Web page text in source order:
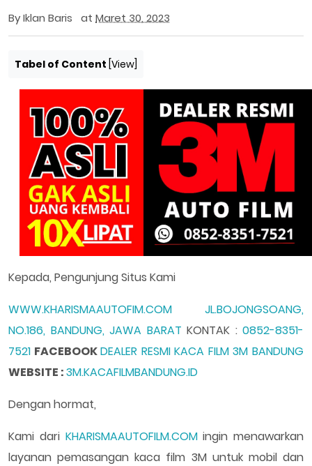
ByIklan Baris at Maret 30, 2023
Tabel of Content View
Kepada, Pengunjung Situs Kami
WWW.KHARISMAAUTOFIM.COM
JL.BOJONGSOANG,
NO.186, BANDUNG, JAWA BARAT KONTAK : 0852-8351-
7521 FACEBOOKDEALER RESMI KACA FILM 3M BANDUNG
WEBSITE :3M.KACAFILMBANDUNG.ID
Dengan hormat,
Kami dari KHARISMAAUTOFILM.COMingin menawarkan
layanan pemasangan kaca film 3M untuk mobil dan